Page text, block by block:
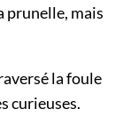
prunelle, mais
la foule
curieuses.